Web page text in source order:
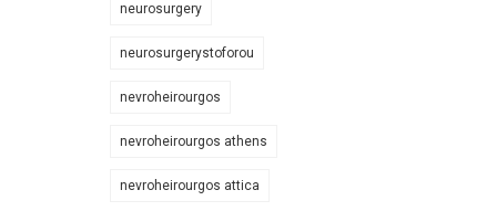
neurosurgery
neurosurgerystoforou
nevroheirourgos
nevroheirourgos athens
nevroheirourgos attica